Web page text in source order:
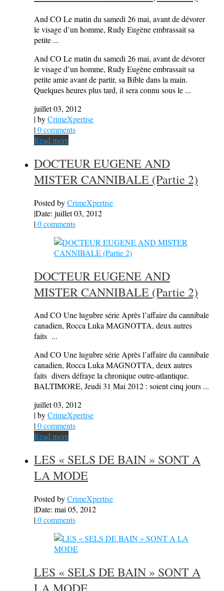
And CO Le matin du samedi 26 mai, avant de dévorer
le visage d’un homme, Rudy Eugène embrassait sa
petite ...
And CO Le matin du samedi 26 mai, avant de dévorer
le visage d’un homme, Rudy Eugène embrassait sa
petite amie avant de partir, sa Bible dans la main.
Quelques heures plus tard, il sera connu sous le ...
juillet 03, 2012
| byCrimeXpertise
|0 comments
Read more
DOCTEUR EUGENE AND
MISTER CANNIBALE (Partie 2)
Posted byCrimeXpertise
|Date: juillet 03, 2012
|0 comments
DOCTEUR EUGENE AND
MISTER CANNIBALE (Partie 2)
And CO Une lugubre série Après l’affaire du cannibale
canadien, Rocca Luka MAGNOTTA, deux autres
faits ...
And CO Une lugubre série Après l’affaire du cannibale
canadien, Rocca Luka MAGNOTTA, deux autres
faits divers défraye la chronique outre-atlantique.
BALTIMORE, Jeudi 31 Mai 2012 : soient cinq jours ...
juillet 03, 2012
| byCrimeXpertise
|0 comments
Read more
LES « SELS DE BAIN » SONT A
LA MODE
Posted byCrimeXpertise
|Date: mai 05, 2012
|0 comments
LES « SELS DE BAIN » SONT A